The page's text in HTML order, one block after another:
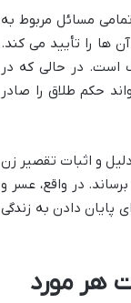
مسائل مربوط به
ها را تأیید می کند.
است. در حالی که در
حکم طلاق را صادر
و اثبات تقصیر زن
در واقع، عسر و
پایان دادن به زندگی
هر مورد